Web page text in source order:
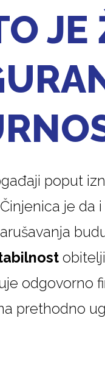
JE
poput
je da
obitelji
odgovorno
prethodno